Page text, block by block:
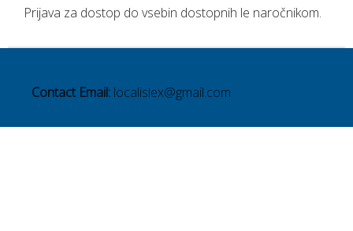
Prijava za dostop do vsebin dostopnih le naročnikom.
Contact Email: localislex@gmail.com